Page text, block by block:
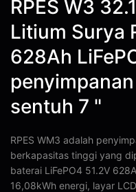
RPES W3
Litium Surya
628Ah
sentuh 7 "
RPES WM3 adalah
berkapasitas tinggi yang
baterai LiFePO4 51.2V
16,08kWh energi, layar